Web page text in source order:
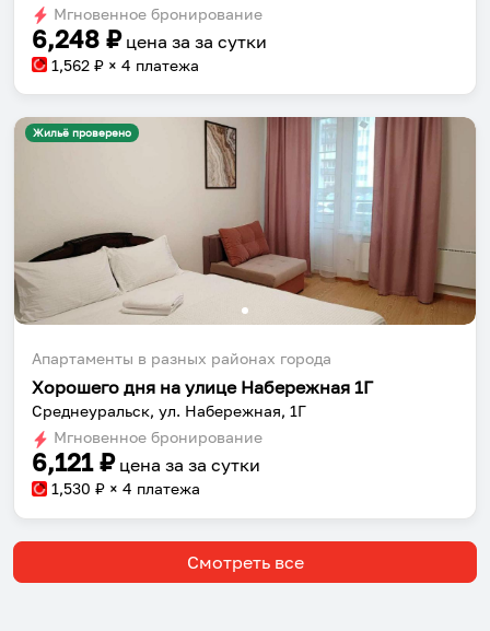
changing
dates.
changing
dates.
Мгновенное бронирование
6,248 ₽ цена за за сутки
1,562 ₽ × 4 платежа
Жильё проверено
Апартаменты в разных районах города
Хорошего дня на улице Набережная 1Г
Среднеуральск, ул. Набережная, 1Г
Мгновенное бронирование
6,121₽ цена за за сутки
1,530 ₽ × 4 платежа
Смотреть все